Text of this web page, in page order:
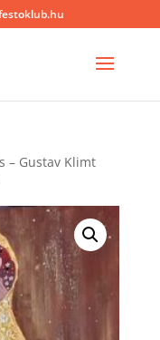
– Gustav Klimt